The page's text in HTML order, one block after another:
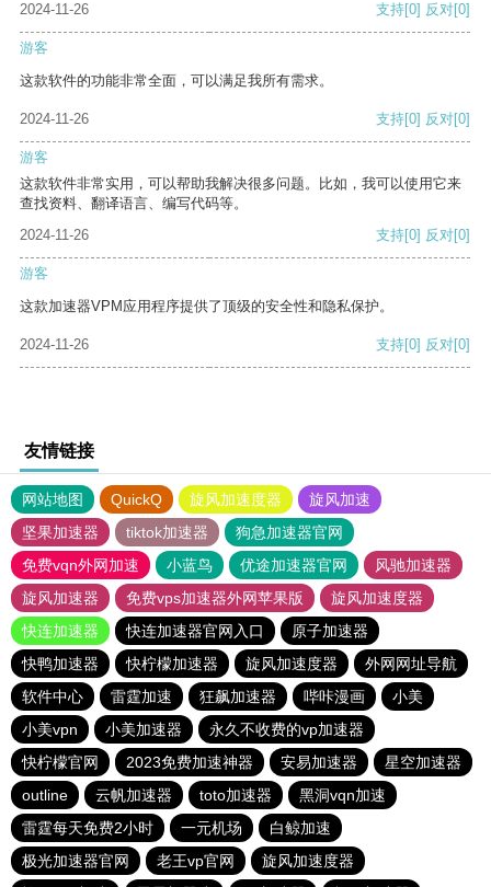
2024-11-26
支持[0] 反对[0]
游客
这款软件的功能非常全面，可以满足我所有需求。
2024-11-26 支持[0] 反对[0]
游客
这款软件非常实用，可以帮助我解决很多问题。比如，我可以使用它来
查找资料、翻译语言、编写代码等。
2024-11-26
支持[0] 反对[0]
游客
这款加速器VPM应用程序提供了顶级的安全性和隐私保护。
2024-11-26 支持[0] 反对[0]
友情链接
网站地图 QuickQ 旋风加速度器
旋风加速
坚果加速器
tiktok加速器
狗急加速器官网
免费vqn外网加速
小蓝鸟 优途加速器官网
风驰加速器
旋风加速器
免费vps加速器外网苹果版
旋风加速度器
快连加速器
快连加速器官网入口
原子加速器
快鸭加速器
快柠檬加速器 旋风加速度器
外网网址导航
软件中心
雷霆加速 狂飙加速器 哔咔漫画
小美
小美vpn
小美加速器
永久不收费的vp加速器
快柠檬官网
2023免费加速神器 安易加速器
星空加速器
outline
云帆加速器 toto加速器
黑洞vqn加速
雷霆每天免费2小时
一元机场
白鲸加速
极光加速器官网
老王vp官网
旋风加速度器